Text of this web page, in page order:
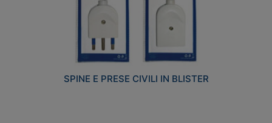
SPINE E PRESE CIVILI IN BLISTER